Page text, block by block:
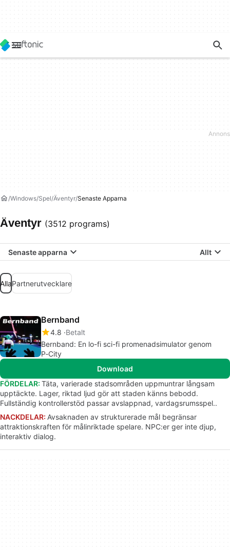
Windows Spel Äventyr Senaste Apparna
Äventyr (3512 programs)
Senaste apparna Allt
AllaPartnerutvecklare
Bernband
4.8 Betalt
Bernband: En lo-fi sci-fi promenadsimulator genom
P‑City
Download
FÖRDELAR: Täta, varierade stadsområden uppmuntrar långsam
upptäckte. Lager, riktad ljud gör att staden känns bebodd.
Fullständig kontrollerstöd passar avslappnad, vardagsrumsspel..
NACKDELAR: Avsaknaden av strukturerade mål begränsar
attraktionskraften för målinriktade spelare. NPC:er ger inte djup,
interaktiv dialog.